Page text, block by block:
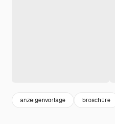
anzeigenvorlage broschüre